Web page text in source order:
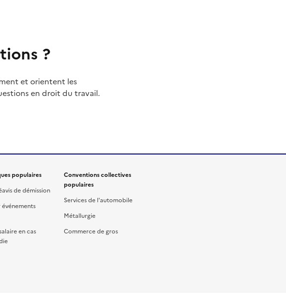
?
et orientent les
en droit du travail.
populaires
de démission
en cas
Conventions collectives
populaires
Services de l'automobile
Métallurgie
Commerce de gros